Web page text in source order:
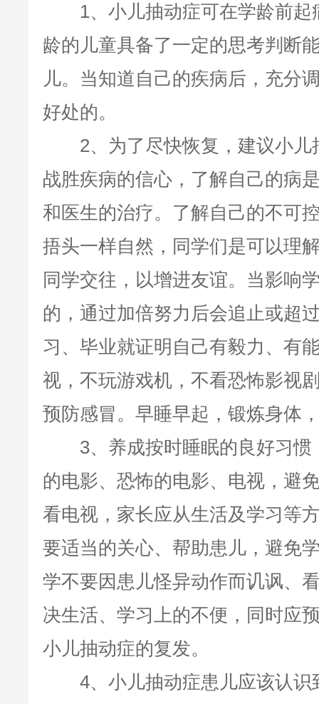
1、小儿抽动症可在学龄前起
龄的儿童具备了一定的思考判断
儿。当知道自己的疾病后，充分
好处的。
2、为了尽快恢复，建议小儿
战胜疾病的信心，了解自己的病
和医生的治疗。了解自己的不可
捂头一样自然，同学们是可以理
同学交往，以增进友谊。当影响
的，通过加倍努力后会追止或超
习、毕业就证明自己有毅力、有
视，不玩游戏机，不看恐怖影视
预防感冒。早睡早起，锻炼身体
3、养成按时睡眠的良好习惯
的电影、恐怖的电影、电视，避
看电视，家长应从生活及学习等
要适当的关心、帮助患儿，避免
学不要因患儿怪异动作而讥讽、
决生活、学习上的不便，同时应
小儿抽动症的复发。
4、小儿抽动症患儿应该认识